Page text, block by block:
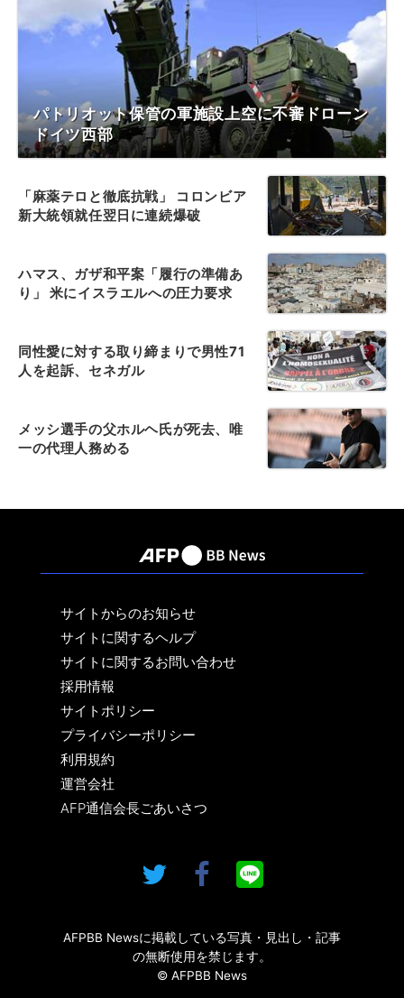
パトリオット保管の軍施設上空に不審ドローン
ドイツ西部
「麻薬テロと徹底抗戦」 コロンビア
新大統領就任翌日に連続爆破
ハマス、ガザ和平案「履行の準備あ
り」 米にイスラエルへの圧力要求
同性愛に対する取り締まりで男性71
人を起訴、セネガル
メッシ選手の父ホルヘ氏が死去、唯
一の代理人務める
サイトからのお知らせ
サイトに関するヘルプ
サイトに関するお問い合わせ
採用情報
サイトポリシー
プライバシーポリシー
利用規約
運営会社
AFP通信会長ごあいさつ
AFPBB Newsに掲載している写真・見出し・記事
の無断使用を禁じます。
© AFPBB News